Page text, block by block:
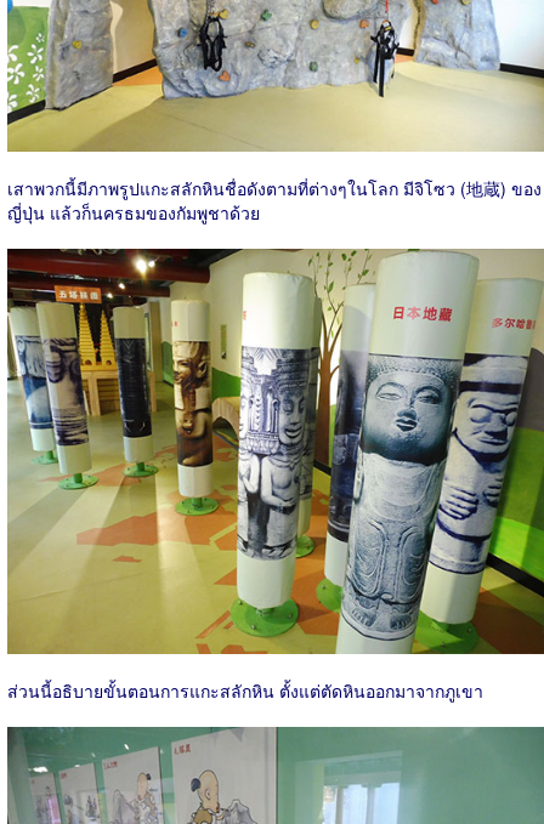
เสาพวกนี้มีภาพรูปแกะสลักหินชื่อดังตามที่ต่างๆในโลก มีจิโซว (地蔵) ของ
ญี่ปุ่น แล้วก็นครธมของกัมพูชาด้วย
ส่วนนี้อธิบายขั้นตอนการแกะสลักหิน ตั้งแต่ตัดหินออกมาจากภูเขา